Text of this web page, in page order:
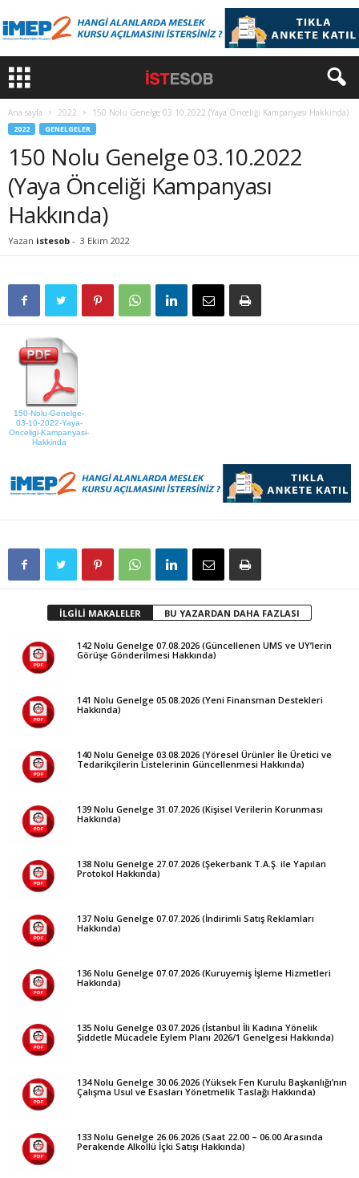
Ana sayfa 2022 150 Nolu Genelge 03.10.2022 (Yaya Önceliği Kampanyası Hakkında)
2022 GENELGELER
150 Nolu Genelge 03.10.2022
(Yaya Önceliği Kampanyası
Hakkında)
Yazan istesob - 3 Ekim 2022
150-Nolu-Genelge-
03-10-2022-Yaya-
Onceligi-Kampanyasi-
Hakkinda
İLGİLİ MAKALELER BU YAZARDAN DAHA FAZLASI
142 Nolu Genelge 07.08.2026 (Güncellenen UMS ve UY’lerin
Görüşe Gönderilmesi Hakkında)
141 Nolu Genelge 05.08.2026 (Yeni Finansman Destekleri
Hakkında)
140 Nolu Genelge 03.08.2026 (Yöresel Ürünler İle Üretici ve
Tedarikçilerin Listelerinin Güncellenmesi Hakkında)
139 Nolu Genelge 31.07.2026 (Kişisel Verilerin Korunması
Hakkında)
138 Nolu Genelge 27.07.2026 (Şekerbank T.A.Ş. ile Yapılan
Protokol Hakkında)
137 Nolu Genelge 07.07.2026 (İndirimli Satış Reklamları
Hakkında)
136 Nolu Genelge 07.07.2026 (Kuruyemiş İşleme Hizmetleri
Hakkında)
135 Nolu Genelge 03.07.2026 (İstanbul İli Kadına Yönelik
Şiddetle Mücadele Eylem Planı 2026/1 Genelgesi Hakkında)
134 Nolu Genelge 30.06.2026 (Yüksek Fen Kurulu Başkanlığı’nın
Çalışma Usul ve Esasları Yönetmelik Taslağı Hakkında)
133 Nolu Genelge 26.06.2026 (Saat 22.00 – 06.00 Arasında
Perakende Alkollü İçki Satışı Hakkında)